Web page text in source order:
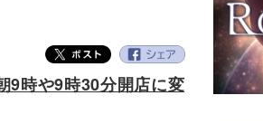
9時や9時30分開店に変